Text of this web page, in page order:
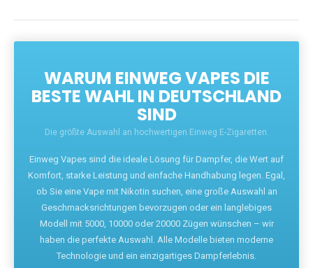
WARUM EINWEG VAPES DIE
BESTE WAHL IN DEUTSCHLAND
SIND
Die größte Auswahl an hochwertigen Einweg E-Zigaretten.
Einweg Vapes sind die ideale Lösung für Dampfer, die Wert auf
Komfort, starke Leistung und einfache Handhabung legen. Egal,
ob Sie eine Vape mit Nikotin suchen, eine große Auswahl an
Geschmacksrichtungen bevorzugen oder ein langlebiges
Modell mit 5000, 10000 oder 20000 Zügen wünschen – wir
haben die perfekte Auswahl. Alle Modelle bieten moderne
Technologie und ein einzigartiges Dampferlebnis.